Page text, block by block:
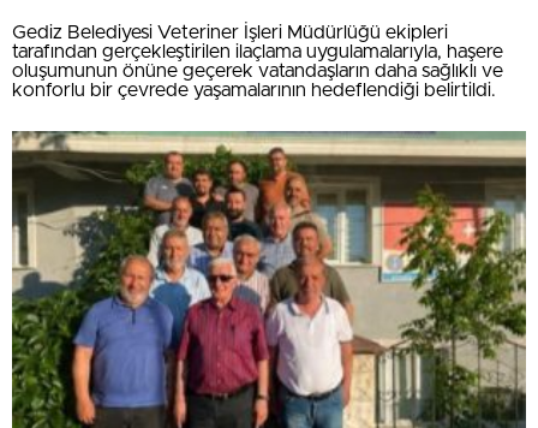
Gediz Belediyesi Veteriner İşleri Müdürlüğü ekipleri
tarafından gerçekleştirilen ilaçlama uygulamalarıyla, haşere
oluşumunun önüne geçerek vatandaşların daha sağlıklı ve
konforlu bir çevrede yaşamalarının hedeflendiği belirtildi.